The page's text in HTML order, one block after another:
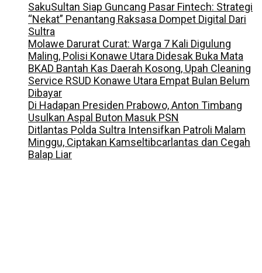
SakuSultan Siap Guncang Pasar Fintech: Strategi
“Nekat” Penantang Raksasa Dompet Digital Dari
Sultra
Molawe Darurat Curat: Warga 7 Kali Digulung
Maling, Polisi Konawe Utara Didesak Buka Mata
BKAD Bantah Kas Daerah Kosong, Upah Cleaning
Service RSUD Konawe Utara Empat Bulan Belum
Dibayar
Di Hadapan Presiden Prabowo, Anton Timbang
Usulkan Aspal Buton Masuk PSN
Ditlantas Polda Sultra Intensifkan Patroli Malam
Minggu, Ciptakan Kamseltibcarlantas dan Cegah
Balap Liar